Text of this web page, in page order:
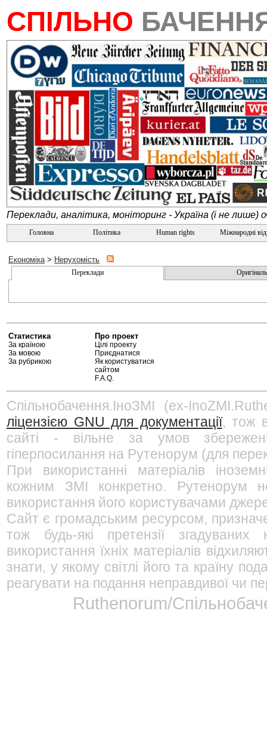
СПІЛЬНО
Переклади, аналітика, моніторинг - Україна (і не лише)
Головна Політика Human rights Міжнародні
Економіка> Нерухомість
Переклади
Статистика
За країною
За мовою
За рубрикою
Про проект
Цілі проекту
Приєднатися
Як користуватися
сайтом
F.A.Q.
Спільнобачення.ІноЗМІ (ex-
ліцензією GNU для документації, тож
сайті - вільне за умов
гіперпосилання на Рутенорум (для
При використанні матеріалів
кожним ЗМІ конкретно. Рутенорум
використання його користувачами
Сайт є громадським ресурсом,
тож будь-які претензії
використання їхніх матеріалів
знати, у якому світлі його та країну
реагувати на подання неправдивої чи
Ruthenorum/